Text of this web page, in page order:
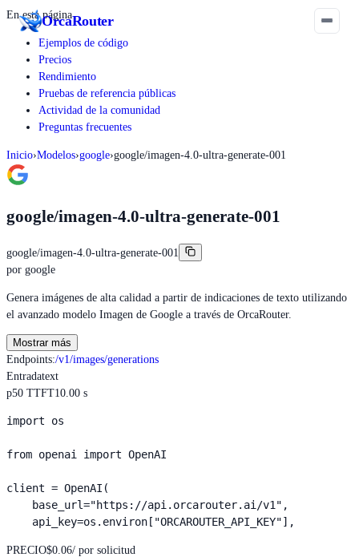
OrcaRouter
En esta página
Ejemplos de código
Precios
Rendimiento
Pruebas de referencia públicas
Actividad de la comunidad
Preguntas frecuentes
Inicio›Modelos›google›google/imagen-4.0-ultra-generate-001
google/imagen-4.0-ultra-generate-001
google/imagen-4.0-ultra-generate-001
por google
Genera imágenes de alta calidad a partir de indicaciones de texto utilizando
el avanzado modelo Imagen de Google a través de OrcaRouter.
Mostrar más
Endpoints:/v1/images/generations
Entradatext
p50 TTFT10.00 s
import os
from openai import OpenAI
client = OpenAI(
    base_url="https://api.orcarouter.ai/v1",
    api_key=os.environ["ORCAROUTER_API_KEY"],
PRECIO$0.06/ por solicitud